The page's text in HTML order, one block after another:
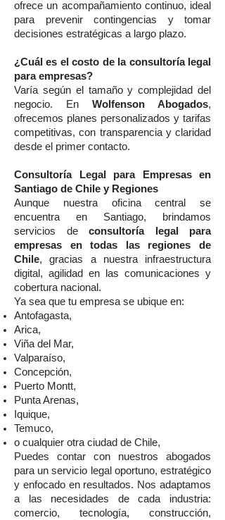
ofrece un acompañamiento continuo, ideal
para prevenir contingencias y tomar
decisiones estratégicas a largo plazo.
¿Cuál es el costo de la consultoría legal
para empresas?
Varía según el tamaño y complejidad del
negocio. En Wolfenson Abogados,
ofrecemos planes personalizados y tarifas
competitivas, con transparencia y claridad
desde el primer contacto.
Consultoría Legal para Empresas en
Santiago de Chile y Regiones
Aunque nuestra oficina central se
encuentra en Santiago, brindamos
servicios de consultoría legal para
empresas en todas las regiones de
Chile, gracias a nuestra infraestructura
digital, agilidad en las comunicaciones y
cobertura nacional.
Ya sea que tu empresa se ubique en:
Antofagasta,
Arica,
Viña del Mar,
Valparaíso,
Concepción,
Puerto Montt,
Punta Arenas,
Iquique,
Temuco,
o cualquier otra ciudad de Chile,
Puedes contar con nuestros abogados
para un servicio legal oportuno, estratégico
y enfocado en resultados. Nos adaptamos
a las necesidades de cada industria:
comercio, tecnología, construcción,